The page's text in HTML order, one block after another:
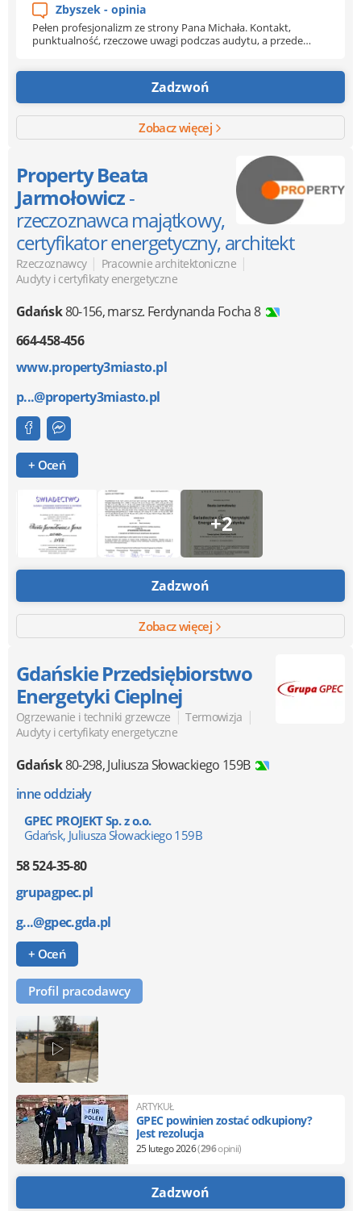
Zbyszek - opinia
Pełen profesjonalizm ze strony Pana Michała. Kontakt,
punktualność, rzeczowe uwagi podczas audytu, a przede
Zadzwoń
Zobacz więcej
Property Beata
Jarmołowicz-
rzeczoznawca majątkowy,
certyfikator energetyczny, architekt
Rzeczoznawcy | Pracownie architektoniczne |
Audyty i certyfikaty energetyczne
Gdańsk80-156,marsz. Ferdynanda Focha 8
664-458-456
www.property3miasto.pl
p...@property3miasto.pl
+ Oceń
+2
Zadzwoń
Zobacz więcej
Gdańskie Przedsiębiorstwo
Energetyki Cieplnej
Ogrzewanie i techniki grzewcze | Termowizja |
Audyty i certyfikaty energetyczne
Gdańsk80-298,Juliusza Słowackiego 159B
inne oddziały
GPEC PROJEKT Sp. z o.o.
Gdańsk, Juliusza Słowackiego 159B
58 524-35-80
grupagpec.pl
g...@gpec.gda.pl
+ Oceń
Profil pracodawcy
ARTYKUŁ
GPEC powinien zostać odkupiony?
Jest rezolucja
25 lutego 2026(296opinii)
Zadzwoń